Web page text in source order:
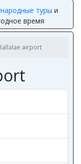
туры и
время
airport